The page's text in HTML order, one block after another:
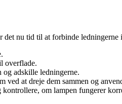
nu tid til at forbinde
overflade.
adskille ledningerne.
ved at dreje dem sammen og
om lampen fungerer